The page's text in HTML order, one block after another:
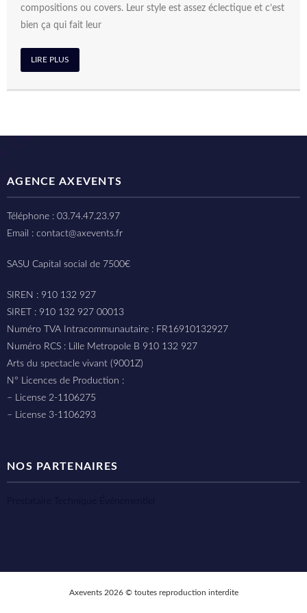
compositions ou covers. Leur style est assez éclectique et c’est
bien ça qui fait leur
LIRE PLUS
AGENCE AXEVENTS
Téléphone : 03.74.47.23.97
Email : contact@axevents.fr
SASU Capital social de 7500€
SIREN : 910 132 927
SIRET : 910 132 927 00013
Numéro TVA Intracommunautaire : FR16910132927
Numéro RCS : Lille Metropole B 910 132 927
Arts du spectacle vivant (9001Z)
N° Licences de Production :
– License 2-1106275
– License 3-1106293
NOS PARTENAIRES
Axevents 2026 © toutes reproduction interdite